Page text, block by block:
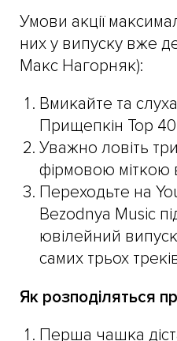
Умови акції
них у випуску вже
Макс Нагорняк):
Вмикайте та
Прищепкін Top
Уважно ловіть три
фірмовою міткою
Переходьте на
Bezodnya Music
ювілейний
самих трьох
Як розподіляться
Перша чашка